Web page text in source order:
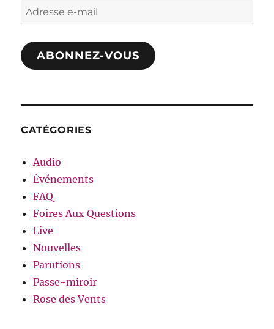
Adresse
e-
mail
ABONNEZ-VOUS
CATÉGORIES
Audio
Événements
FAQ
Foires Aux Questions
Live
Nouvelles
Parutions
Passe-miroir
Rose des Vents